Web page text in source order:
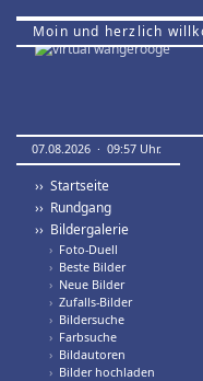
Moin und herzlich
07.08.2026 · 09:57 Uhr.
›› Startseite
›› Rundgang
›› Bildergalerie
› Foto-Duell
› Beste Bilder
› Neue Bilder
› Zufalls-Bilder
› Bildersuche
› Farbsuche
› Bildautoren
› Bilder hochladen